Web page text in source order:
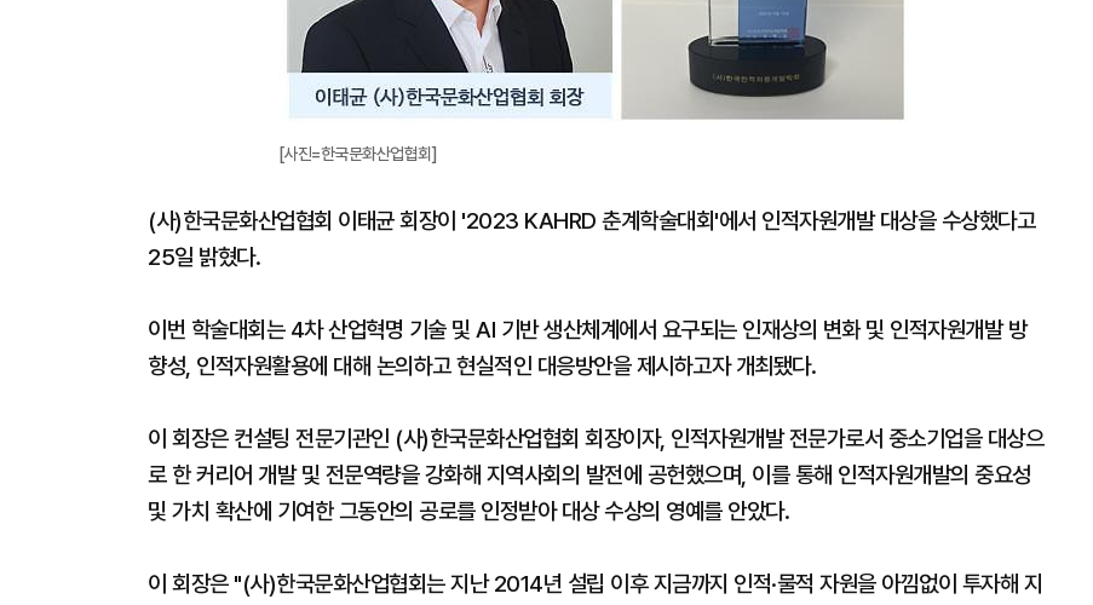
[사진=한국문화산업협회]
(사)한국문화산업협회 이태균 회장이 '2023 KAHRD 춘계학술대회'에서 인적자원개발 대상을 수상했다고
25일 밝혔다.
이번 학술대회는 4차 산업혁명 기술 및 AI 기반 생산체계에서 요구되는 인재상의 변화 및 인적자원개발 방
향성, 인적자원활용에 대해 논의하고 현실적인 대응방안을 제시하고자 개최됐다.
이 회장은 컨설팅 전문기관인 (사)한국문화산업협회 회장이자, 인적자원개발 전문가로서 중소기업을 대상으
로 한 커리어 개발 및 전문역량을 강화해 지역사회의 발전에 공헌했으며, 이를 통해 인적자원개발의 중요성
및 가치 확산에 기여한 그동안의 공로를 인정받아 대상 수상의 영예를 안았다.
이 회장은 "(사)한국문화산업협회는 지난 2014년 설립 이후 지금까지 인적·물적 자원을 아낌없이 투자해 지